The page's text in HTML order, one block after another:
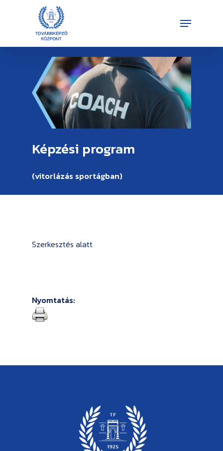
content
Menu
Képzési program
(vitorlázás sportágban)
Szerkesztés alatt
Nyomtatás:
Menu